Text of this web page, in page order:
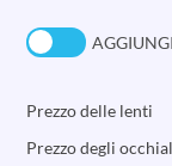
Prezzo delle lenti
Prezzo degli